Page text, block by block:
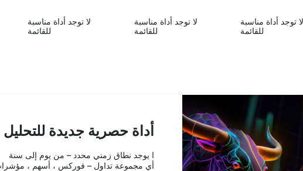
لا توجد أداة مناسبة
للقائمة
لا توجد أداة مناسبة
للقائمة
لا توجد أداة مناسبة
للقائمة
أداة حصرية جديدة للتحليل
ا يوجد نطاق زمني محدد – من يوم إلى سنة
أي مجموعة تداول – فوركس ، أسهم ،